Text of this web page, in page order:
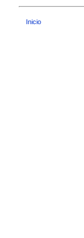
Inicio